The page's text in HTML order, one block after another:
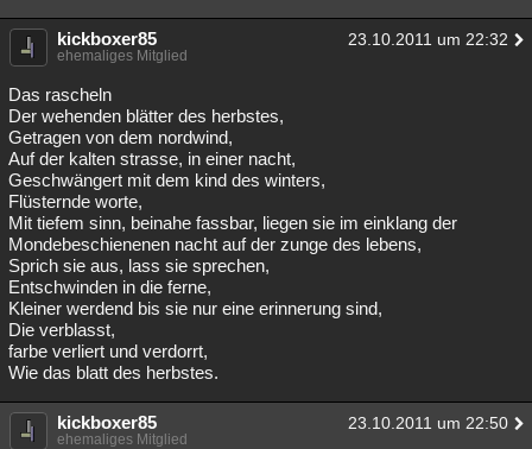
kickboxer85 23.10.2011 um 22:32
ehemaliges Mitglied
Das rascheln
Der wehenden blätter des herbstes,
Getragen von dem nordwind,
Auf der kalten strasse, in einer nacht,
Geschwängert mit dem kind des winters,
Flüsternde worte,
Mit tiefem sinn, beinahe fassbar, liegen sie im einklang der
Mondebeschienenen nacht auf der zunge des lebens,
Sprich sie aus, lass sie sprechen,
Entschwinden in die ferne,
Kleiner werdend bis sie nur eine erinnerung sind,
Die verblasst,
farbe verliert und verdorrt,
Wie das blatt des herbstes.
kickboxer85 23.10.2011 um 22:50
ehemaliges Mitglied